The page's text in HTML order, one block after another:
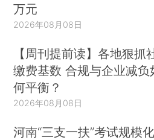
万元
2026年08月08日
【周刊提前读】各地狠抓
缴费基数 合规与企业减负
何平衡？
2026年08月08日
河南“三支一扶”考试规模